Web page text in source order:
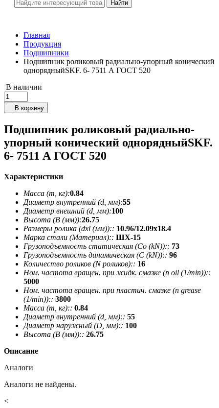
Главная
Продукция
Подшипники
Подшипник роликовый радиально-упорный конический
однорядныйSKF. 6- 7511 А ГОСТ 520
В наличии
В корзину
Подшипник роликовый радиально-
упорный конический однорядныйSKF.
6- 7511 А ГОСТ 520
Характеристики
Масса (m, кг):0.84
Диаметр внутренний (d, мм):55
Диаметр внешний (d, мм):100
Высота (В (мм)):26.75
Размеры ролика (dxl (мм)):: 10.96/12.09х18.4
Марка стали (Материал):: ШХ-15
Грузоподъемность статическая (Co (kN)):: 73
Грузоподъемность динамическая (C (kN)):: 96
Количество роликов (N роликов):: 16
Ном. частота вращен. при жидк. смазке (n oil (1/min))::
5000
Ном. частота вращен. при пластич. смазке (n grease
(1/min)):: 3800
Масса (m, кг):: 0.84
Диаметр внутренний (d, мм):: 55
Диаметр наружный (D, мм):: 100
Высота (В (мм)):: 26.75
Описание
Аналоги
Аналоги не найдены.
<